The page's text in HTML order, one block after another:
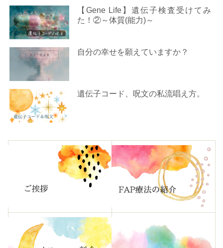
【Gene Life】遺伝子検査受けてみ
た！②～体質(能力)～
自分の幸せを願えていますか？
遺伝子コード、呪文の私流唱え方。